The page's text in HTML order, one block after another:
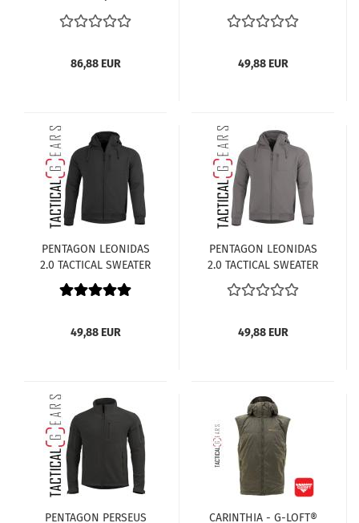
K08048-74 MARCOON-
RED
86,88 EUR
K08016-2.0-06E-
RAL7013
49,88 EUR
PENTAGON LEONIDAS
2.0 TACTICAL SWEATER
K08016-2.0-01
SCHWARZ
49,88 EUR
PENTAGON LEONIDAS
2.0 TACTICAL SWEATER
K08016-2.0-06WG-
WOLF-GRAU
49,88 EUR
PENTAGON PERSEUS
CARINTHIA - G-LOFT®